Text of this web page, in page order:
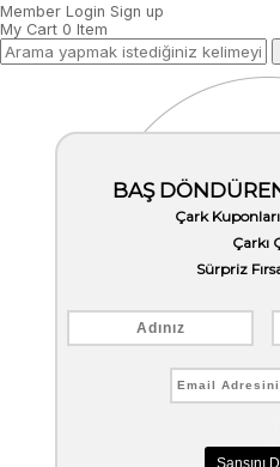
Member Login Sign up
My Cart 0 Item